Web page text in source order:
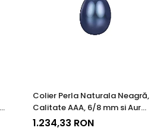
Colier Perla Naturala Neagră,
Calitate AAA, 6/8 mm si Aur
14k | KASKADDA®
1.234,33 RON